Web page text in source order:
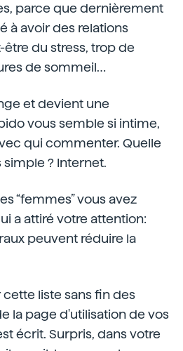
parce que dernièrement
à avoir des relations
être du stress, trop de
de sommeil…
et devient une
vous semble si intime,
qui commenter. Quelle
simple ? Internet.
“femmes” vous avez
a attiré votre attention:
peuvent réduire la
liste sans fin des
la page d'utilisation de vos
écrit. Surpris, dans votre